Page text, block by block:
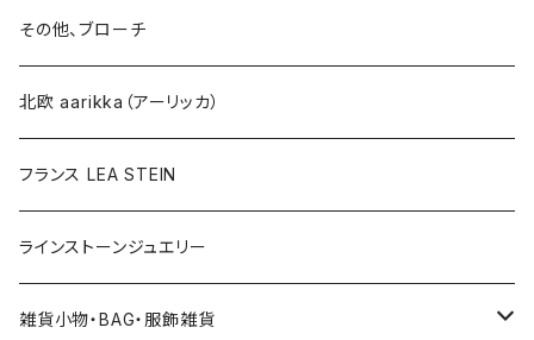
ブローチ
その他
ネックレス
その他、ブローチ
北欧 aarikka（アーリッカ）
フランス LEA STEIN
ラインストーンジュエリー
雑貨小物・BAG・服飾雑貨